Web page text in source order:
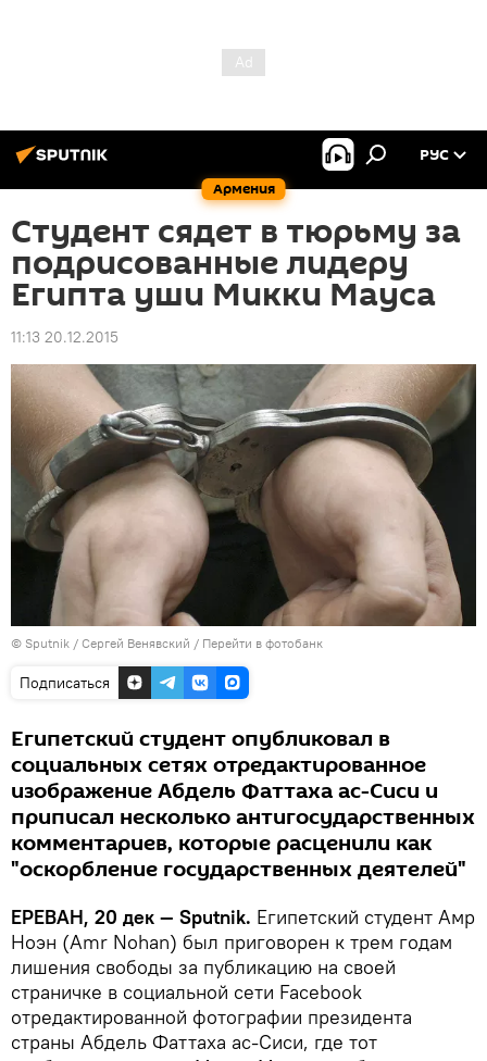
Армения
РУС
Студент сядет в тюрьму за
подрисованные лидеру
Египта уши Микки Мауса
11:13 20.12.2015
© Sputnik / Сергей Венявский / Перейти в фотобанк
Подписаться
Египетский студент опубликовал в
социальных сетях отредактированное
изображение Абдель Фаттаха ас-Сиси и
приписал несколько антигосударственных
комментариев, которые расценили как
"оскорбление государственных деятелей"
ЕРЕВАН, 20 дек — Sputnik. Египетский студент Амр
Ноэн (Amr Nohan) был приговорен к трем годам
лишения свободы за публикацию на своей
страничке в социальной сети Facebook
отредактированной фотографии президента
страны Абдель Фаттаха ас-Сиси, где тот